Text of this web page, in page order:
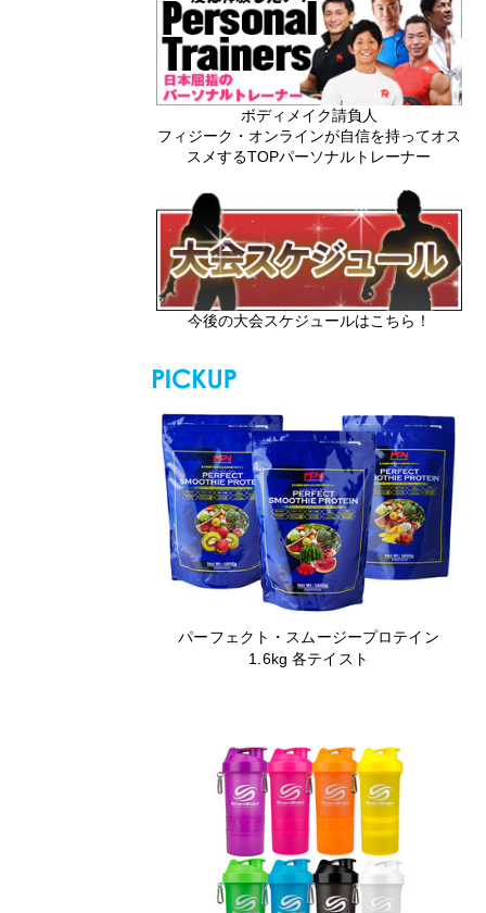
ボディメイク請負人
フィジーク・オンラインが自信を持ってオス
スメするTOPパーソナルトレーナー
今後の大会スケジュールはこちら！
パーフェクト・スムージープロテイン
1.6kg 各テイスト